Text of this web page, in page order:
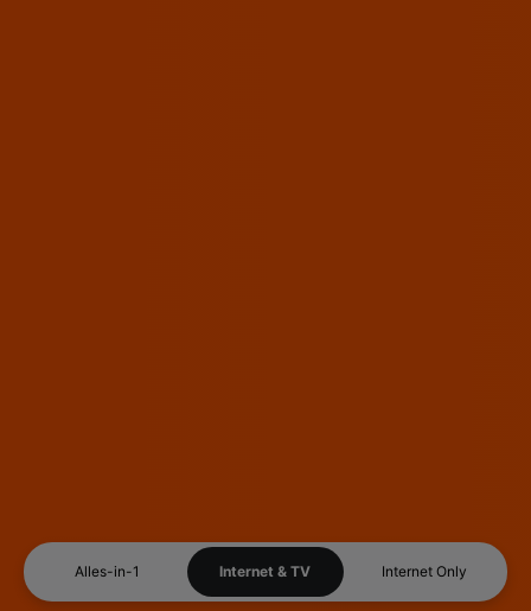
Alles-in-1 Internet & TV Internet Only